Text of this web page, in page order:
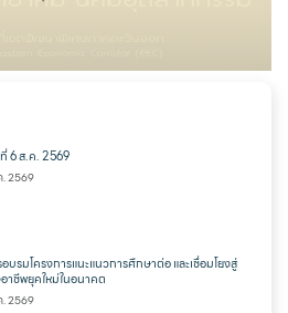
6 ส.ค. 2569
. 2569
บรมโครงการแนะแนวการศึกษาต่อ และเชื่อมโยงสู่
าชีพยุคใหม่ในอนาคต
. 2569